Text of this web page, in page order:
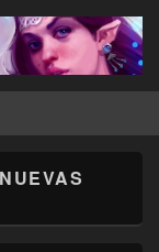
NUEVAS